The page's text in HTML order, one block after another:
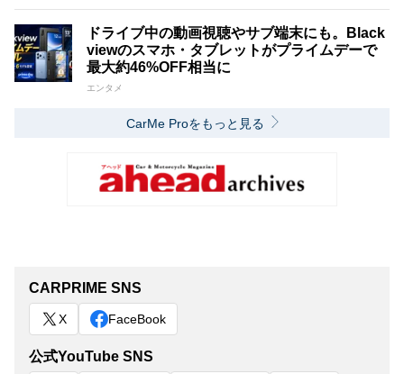
ドライブ中の動画視聴やサブ端末にも。Black
viewのスマホ・タブレットがプライムデーで
最大約46%OFF相当に
エンタメ
CarMe Proをもっと見る
CARPRIME SNS
X FaceBook
公式YouTube SNS